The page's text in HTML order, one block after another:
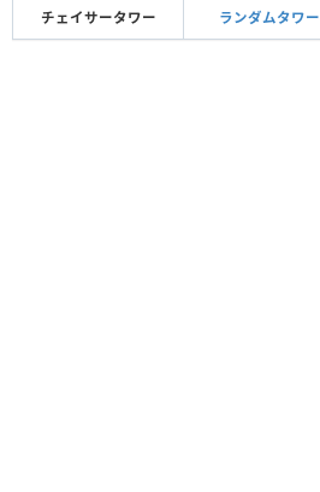
チェイサータワー ランダムタワー